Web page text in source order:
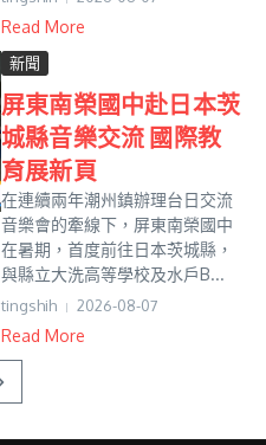
Read More
新聞
屏東南榮國中赴日本茨
城縣音樂交流 國際教
育展新頁
在連續兩年潮州鎮辦理台日交流
音樂會的牽線下，屏東南榮國中
在暑期，首度前往日本茨城縣，
與縣立大洗高等學校及水戶B...
tingshih 2026-08-07
Read More